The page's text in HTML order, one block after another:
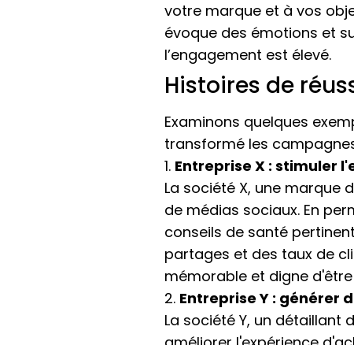
votre marque et à vos
évoque des émotions et
l’engagement est élevé.
Histoires de
Examinons quelques
transformé les
1. Entreprise X : stimuler
La société X, une marque
de médias sociaux. En
conseils de santé
partages et des taux de
mémorable et digne
2. Entreprise Y : générer
La société Y, un